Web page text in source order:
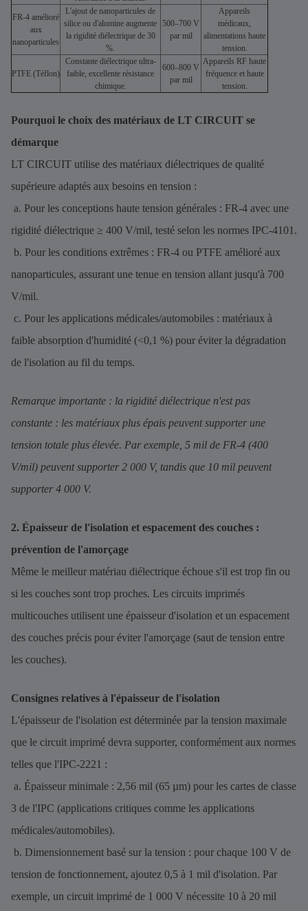
FR-4 amélioré
aux
nanoparticules
L'ajout de nanoparticules de
silice ou d'alumine augmente
la rigidité diélectrique de 30
%.
500–700 V
par mil
Appareils
médicaux,
alimentations haute
tension.
PTFE (Téflon)
Constante diélectrique ultra-
faible, excellente résistance
chimique.
600–800 V
par mil
Appareils RF haute
fréquence et haute
tension.
Pourquoi le choix des matériaux de LT CIRCUIT se
démarque
LT CIRCUIT utilise des matériaux diélectriques de qualité
supérieure adaptés aux besoins en tension :
a. Pour les conceptions haute tension générales : FR-4 avec une
rigidité diélectrique ≥ 400 V/mil, testé selon les normes IPC-4101.
b. Pour les conditions extrêmes : FR-4 ou PTFE amélioré aux
nanoparticules, assurant une tenue en tension allant jusqu'à 700
V/mil.
c. Pour les applications médicales/automobiles : matériaux à
faible absorption d'humidité (<0,1 %) pour éviter la dégradation
de l'isolation au fil du temps.
Remarque importante : la rigidité diélectrique n'est pas
constante : les matériaux plus épais peuvent supporter une
tension totale plus élevée. Par exemple, 5 mil de FR-4 (400
V/mil) peuvent supporter 2 000 V, tandis que 10 mil peuvent
supporter 4 000 V.
2. Épaisseur de l'isolation et espacement des couches :
prévention de l'amorçage
Même le meilleur matériau diélectrique échoue s'il est trop fin ou
si les couches sont trop proches. Les circuits imprimés
multicouches utilisent une épaisseur d'isolation et un espacement
des couches précis pour éviter l'amorçage (saut de tension entre
les couches).
Consignes relatives à l'épaisseur de l'isolation
L'épaisseur de l'isolation est déterminée par la tension maximale
que le circuit imprimé devra supporter, conformément aux normes
telles que l'IPC-2221 :
a. Épaisseur minimale : 2,56 mil (65 µm) pour les cartes de classe
3 de l'IPC (applications critiques comme les applications
médicales/automobiles).
b. Dimensionnement basé sur la tension : pour chaque 100 V de
tension de fonctionnement, ajoutez 0,5 à 1 mil d'isolation. Par
exemple, un circuit imprimé de 1 000 V nécessite 10 à 20 mil